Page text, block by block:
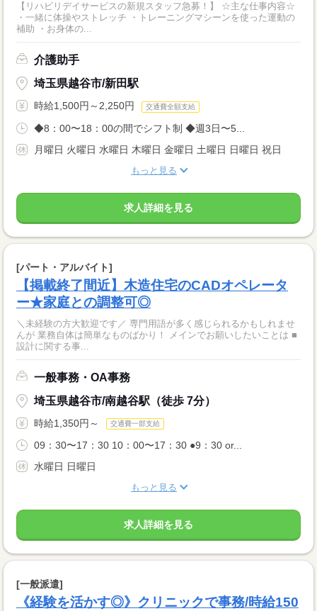
【リハビリデイサービスの新規スタッフ急募！】 ☆主な仕事内容☆
・一緒に体操やストレッチ ・トレーニングマシーンを使った運動の
補助 ・お身体の...
介護助手
埼玉県越谷市/新田駅
時給1,500円～2,250円 交通費全額支給
◆8：00〜18：00の間でシフト制 ◆週3日〜5...
月曜日 火曜日 水曜日 木曜日 金曜日 土曜日 日曜日 祝日
もっと見る
求人詳細を見る
[パート・アルバイト]
【掲載終了間近】木造住宅のCADオペレータ
ー★家庭との調整可◎
＼未経験の方大歓迎です／ 専門用語が多く感じられるかもしれませ
んが 業務自体は簡単なものばかり！ メインでお願いしたいことは ■
設計に関する事...
一般事務・OA事務
埼玉県越谷市/南越谷駅（徒歩 7分）
時給1,350円～ 交通費一部支給
09：30〜17：30 10：00〜17：30 ●9：30 or...
水曜日 日曜日
もっと見る
求人詳細を見る
[一般派遣]
《経験を活かす◎》クリニックで事務/時給150